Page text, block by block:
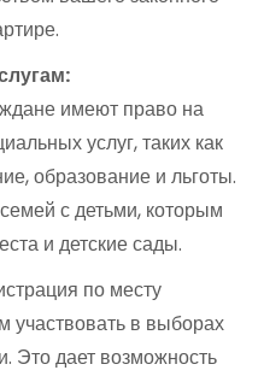
имеют право на
услуг, таких как
образование и льготы.
с детьми, которым
и детские сады.
по месту
участвовать в выборах
Это дает возможность